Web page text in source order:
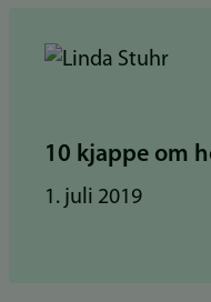
10 kjappe om
1. juli 2019